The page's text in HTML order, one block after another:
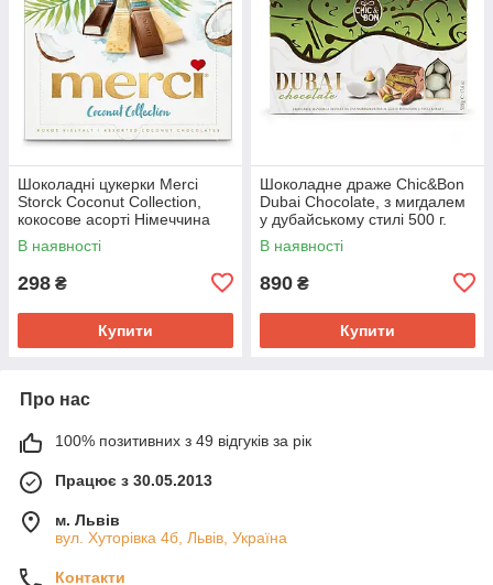
Шоколадні цукерки Merci
Storck Coconut Collection,
кокосове асорті Німеччина
250 г.
В наявності
298 ₴
Купити
Шоколадне драже Chic&Bon
Dubai Chocolate, з мигдалем
у дубайському стилі 500 г.
В наявності
890 ₴
Купити
Про нас
100% позитивних з 49 відгуків за рік
Працює з 30.05.2013
м. Львів
вул. Хуторівка 4б, Львів, Україна
Контакти